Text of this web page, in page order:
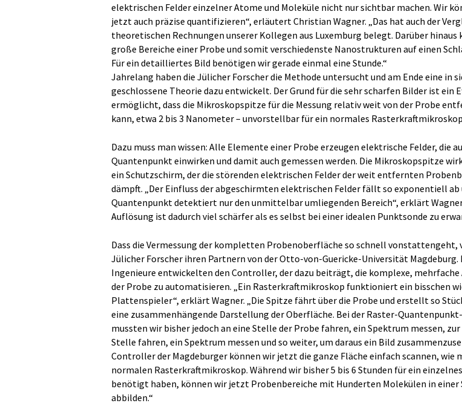
elektrischen Felder einzelner Atome und Moleküle nicht nur sichtbar machen. Wir
jetzt auch präzise quantifizieren“, erläutert Christian Wagner. „Das hat auch der
theoretischen Rechnungen unserer Kollegen aus Luxemburg belegt. Darüber hinaus
große Bereiche einer Probe und somit verschiedenste Nanostrukturen auf einen
Für ein detailliertes Bild benötigen wir gerade einmal eine Stunde.“
Jahrelang haben die Jülicher Forscher die Methode untersucht und am Ende eine in
geschlossene Theorie dazu entwickelt. Der Grund für die sehr scharfen Bilder ist ein
ermöglicht, dass die Mikroskopspitze für die Messung relativ weit von der Probe
kann, etwa 2 bis 3 Nanometer – unvorstellbar für ein normales
Dazu muss man wissen: Alle Elemente einer Probe erzeugen elektrische Felder, die
Quantenpunkt einwirken und damit auch gemessen werden. Die Mikroskopspitze
ein Schutzschirm, der die störenden elektrischen Felder der weit entfernten
dämpft. „Der Einfluss der abgeschirmten elektrischen Felder fällt so exponentiell ab
Quantenpunkt detektiert nur den unmittelbar umliegenden Bereich“, erklärt
Auflösung ist dadurch viel schärfer als es selbst bei einer idealen Punktsonde zu
Dass die Vermessung der kompletten Probenoberfläche so schnell vonstattengeht,
Jülicher Forscher ihren Partnern von der Otto-von-Guericke-Universität Magdeburg.
Ingenieure entwickelten den Controller, der dazu beiträgt, die komplexe,
der Probe zu automatisieren. „Ein Rasterkraftmikroskop funktioniert ein bisschen
Plattenspieler“, erklärt Wagner. „Die Spitze fährt über die Probe und erstellt so
eine zusammenhängende Darstellung der Oberfläche. Bei der Raster-
mussten wir bisher jedoch an eine Stelle der Probe fahren, ein Spektrum messen,
Stelle fahren, ein Spektrum messen und so weiter, um daraus ein Bild
Controller der Magdeburger können wir jetzt die ganze Fläche einfach scannen, wie
normalen Rasterkraftmikroskop. Während wir bisher 5 bis 6 Stunden für ein
benötigt haben, können wir jetzt Probenbereiche mit Hunderten Molekülen in einer
abbilden.“